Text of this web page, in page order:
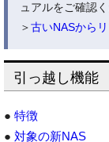
ュアルをご確認く
＞古いNASから
引っ越し機能
● 特徴
● 対象の新NAS